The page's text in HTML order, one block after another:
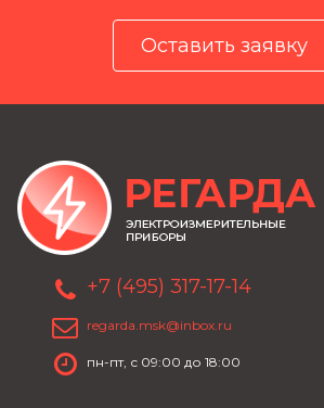
Оставить заявку
+7 (495) 317-17-14
regarda.msk@inbox.ru
пн-пт, с 09:00 до 18:00